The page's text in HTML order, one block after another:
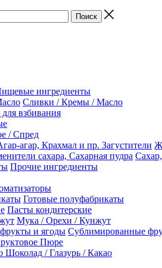
ингредиенты
Сливки / Кремы / Масло
взбивания
/ Спред
Прочие ингредиенты
Готовые полуфабрикаты
Пасты кондитерские
Мука / Орехи / Кунжут
Сублимированные
Пюре
Шоколад / Глазурь / Какао